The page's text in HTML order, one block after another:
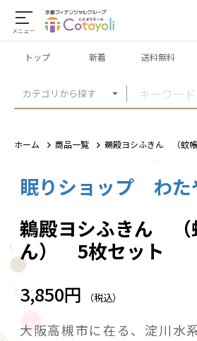
メニュー
カテゴリから探す
トップ 新着 送料無料
ホーム 商品一覧 鵜殿ヨシふきん （蚊
眠りショップ わた
鵜殿ヨシふきん （
ん） 5枚セット
3,850円 （税込）
大阪高槻市に在る、淀川水